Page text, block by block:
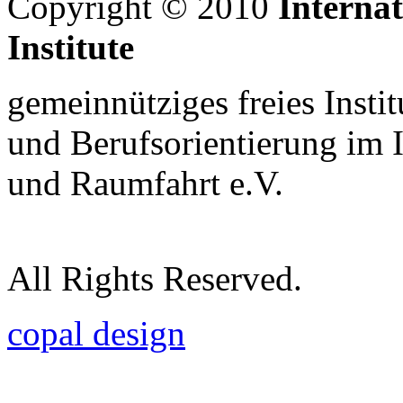
Institute
gemeinnütziges freies
und Berufsorientierung im
und Raumfahrt e.V.
All Rights Reserved.
copal design